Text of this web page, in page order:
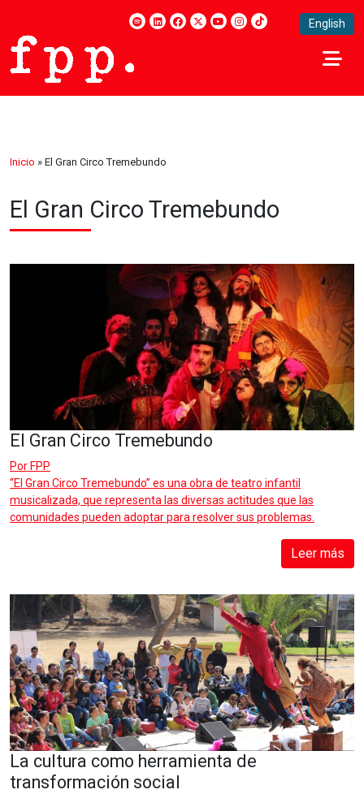
English
Inicio » El Gran Circo Tremebundo
El Gran Circo Tremebundo
El Gran Circo Tremebundo
Por FPP
“El Gran Circo Tremebundo” es una obra de teatro infantil
musicalizada, que representa las diversas actitudes que las
comunidades pueden adoptar para resolver sus problemas.
Leer más
La cultura como herramienta de
transformación social